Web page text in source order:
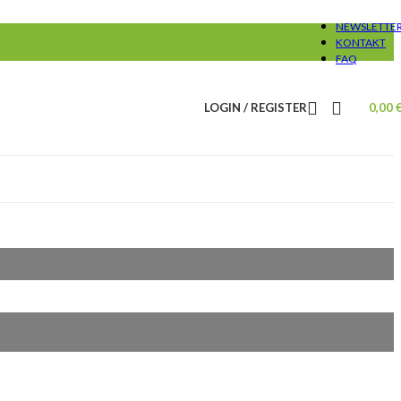
KONTAKT
FAQ
LOGIN / REGISTER 0,00